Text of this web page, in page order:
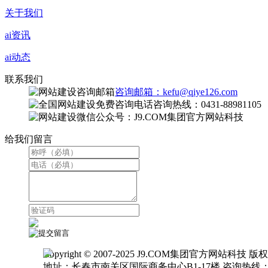
关于我们
ai资讯
ai动态
联系我们
咨询邮箱：kefu@qiye126.com
咨询热线：0431-88981105
微信公众号：J9.COM集团官方网站科技
给我们留言
Copyright © 2007-2025 J9.COM集团官方网站科技 版